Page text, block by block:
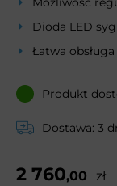
Dioda LED
Łatwa obsługa
Produkt
Dostawa: 3
2 760,00 zł